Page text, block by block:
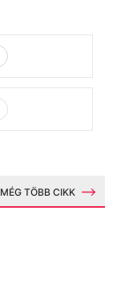
MÉG TÖBB CIKK